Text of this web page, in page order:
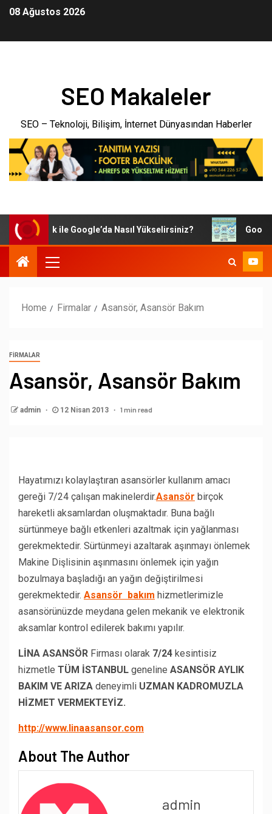
08 Ağustos 2026
SEO Makaleler
SEO – Teknoloji, Bilişim, İnternet Dünyasından Haberler
Backlink ile Google’da Nasıl Yükselirsiniz? Google
Home Firmalar Asansör, Asansör Bakım
FIRMALAR
Asansör, Asansör Bakım
admin 12 Nisan 2013 1 min read
Hayatımızı kolaylaştıran asansörler kullanım amacı
gereği 7/24 çalışan makinelerdir.Asansör birçok
hareketli aksamlardan oluşmaktadır. Buna bağlı
sürtünmeye bağlı etkenleri azaltmak için yağlanması
gerekmektedir. Sürtünmeyi azaltarak aşınmayı önlemek
Makine Dişlisinin aşınmasını önlemek için yağın
bozulmaya başladığı an yağın değiştirilmesi
gerekmektedir. Asansör bakım hizmetlerimizle
asansörünüzde meydana gelen mekanik ve elektronik
aksamlar kontrol edilerek bakımı yapılır.
LİNA ASANSÖR Firması olarak 7/24 kesintisiz
hizmetle TÜM İSTANBUL geneline ASANSÖR AYLIK
BAKIM VE ARIZA deneyimli UZMAN KADROMUZLA
HİZMET VERMEKTEYİZ.
http://www.linaasansor.com
About The Author
admin